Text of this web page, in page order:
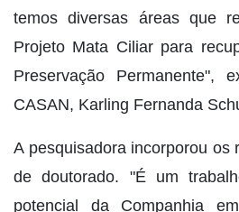
temos diversas áreas que
Projeto Mata Ciliar para
Preservação Permanente",
CASAN, Karling Fernanda
A pesquisadora incorporou os
de doutorado. "É um
potencial da Companhia